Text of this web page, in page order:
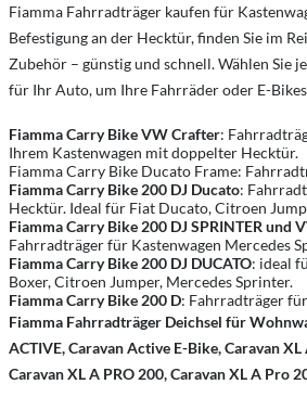
Fiamma Fahrradträger kaufen für
Befestigung an der Hecktür, finden Sie im
Zubehör – günstig und schnell. Wählen Sie
für Ihr Auto, um Ihre Fahrräder oder E-
Fiamma Carry Bike VW Crafter:
Ihrem Kastenwagen mit doppelter Hecktür.
Fiamma Carry Bike Ducato Frame:
Fiamma Carry Bike 200 DJ Ducato:
Hecktür. Ideal für Fiat Ducato, Citroen
Fiamma Carry Bike 200 DJ SPRINTER und
Fahrradträger für Kastenwagen Mercedes
Fiamma Carry Bike 200 DJ DUCATO: ideal
Boxer, Citroen Jumper, Mercedes Sprinter.
Fiamma Carry Bike 200 D: Fahrradträger
Fiamma Fahrradträger Deichsel für
ACTIVE, Caravan Active E-Bike, Caravan XL
Caravan XL A PRO 200, Caravan XL A Pro